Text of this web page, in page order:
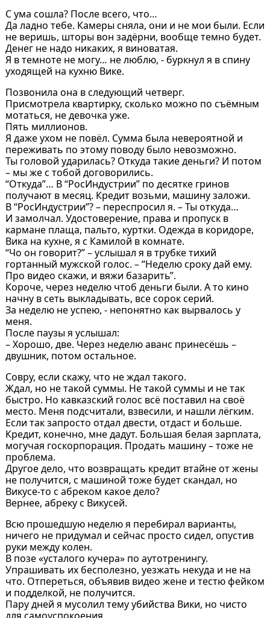
С ума сошла? После всего, что…
Да ладно тебе. Камеры сняла, они и не мои были. Если
не веришь, шторы вон задёрни, вообще темно будет.
Денег не надо никаких, я виноватая.
Я в темноте не могу… не люблю, - буркнул я в спину
уходящей на кухню Вике.
Позвонила она в следующий четверг.
Присмотрела квартирку, сколько можно по съёмным
мотаться, не девочка уже.
Пять миллионов.
Я даже ухом не повёл. Сумма была невероятной и
переживать по этому поводу было невозможно.
Ты головой ударилась? Откуда такие деньги? И потом
– мы же с тобой договорились.
“Откуда”… В “РосИндустрии” по десятке гринов
получают в месяц. Кредит возьми, машину заложи.
В “РосИндустрии”? – переспросил я. – Ты откуда…
И замолчал. Удостоверение, права и пропуск в
кармане плаща, пальто, куртки. Одежда в коридоре,
Вика на кухне, я с Камилой в комнате.
“Чо он говорит?” – услышал я в трубке тихий
гортанный мужской голос. – “Неделю сроку дай ему.
Про видео скажи, и вяжи базарить”.
Короче, через неделю чтоб деньги были. А то кино
начну в сеть выкладывать, все сорок серий.
За неделю не успею, - непонятно как вырвалось у
меня.
После паузы я услышал:
– Хорошо, две. Через неделю аванс принесёшь –
двушник, потом остальное.
Совру, если скажу, что не ждал такого.
Ждал, но не такой суммы. Не такой суммы и не так
быстро. Но кавказский голос всё поставил на своё
место. Меня подсчитали, взвесили, и нашли лёгким.
Если так запросто отдал двести, отдаст и больше.
Кредит, конечно, мне дадут. Большая белая зарплата,
могучая госкорпорация. Продать машину – тоже не
проблема.
Другое дело, что возвращать кредит втайне от жены
не получится, с машиной тоже будет скандал, но
Викусе-то с абреком какое дело?
Вернее, абреку с Викусей.
Всю прошедшую неделю я перебирал варианты,
ничего не придумал и сейчас просто сидел, опустив
руки между колен.
В позе «усталого кучера» по аутотренингу.
Упрашивать их бесполезно, уезжать некуда и не на
что. Отпереться, объявив видео жене и тестю фейком
и подделкой, не получится.
Пару дней я мусолил тему убийства Вики, но чисто
для самоуспокоения.